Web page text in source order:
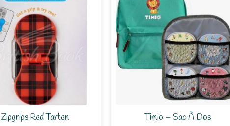
Zipgrips Red Tarten Timio – Sac À Dos